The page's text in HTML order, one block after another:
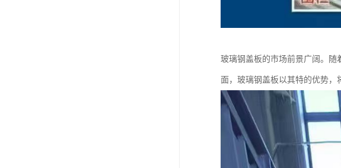
玻璃钢盖板的市场前景广阔。随
面，玻璃钢盖板以其特的优势，